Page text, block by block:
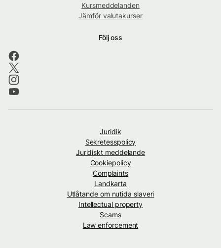
Kursmeddelanden
Jämför valutakurser
Följ oss
Juridik
Sekretesspolicy
Juridiskt meddelande
Cookiepolicy
Complaints
Landkarta
Utlåtande om nutida slaveri
Intellectual property
Scams
Law enforcement